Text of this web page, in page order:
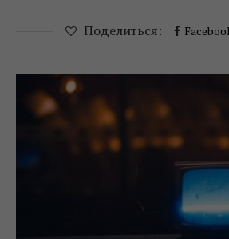
Поделиться: